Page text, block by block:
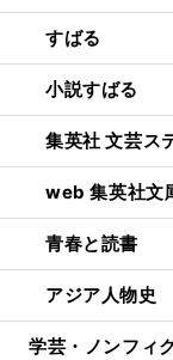
すばる
小説すばる
集英社 文芸ス
web 集英社文
青春と読書
アジア人物史
学芸・ノンフィ